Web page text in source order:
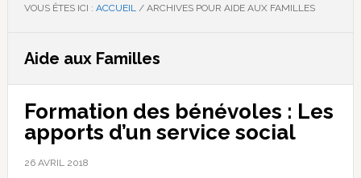
VOUS ÊTES ICI : ACCUEIL /ARCHIVES POUR AIDE AUX FAMILLES
Aide aux Familles
Formation des bénévoles : Les
apports d’un service social
26 AVRIL 2018